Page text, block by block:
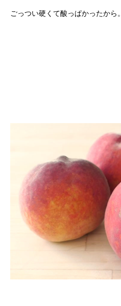
ごっつい硬くて酸っぱかったから。